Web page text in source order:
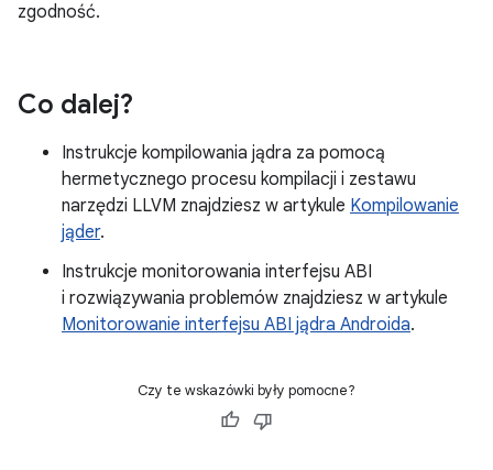
zgodność.
Co dalej?
Instrukcje kompilowania jądra za pomocą
hermetycznego procesu kompilacji i zestawu
narzędzi LLVM znajdziesz w artykule Kompilowanie
jąder.
Instrukcje monitorowania interfejsu ABI
i rozwiązywania problemów znajdziesz w artykule
Monitorowanie interfejsu ABI jądra Androida.
Czy te wskazówki były pomocne?